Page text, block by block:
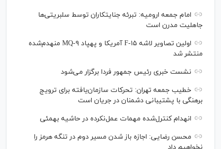
امام جمعه ارومیه: تبرئه جنایتکاران توسط سلبریتی‌ها
جاهلیت مدرن است
اولین تصاویر لاشه F-۱۵ آمریکا و پهپاد MQ-۹ منهدم‌شده
منتشر شد
نشست خبری رئیس‌ جمهور فردا برگزار می‌شود
خطیب جمعه تهران: تحرکات سازمان‌یافته برای ترویج
برهنگی با پشتیبانی دشمنان در جریان است
انهدام کنترل‌شده مهمات عمل‌نکرده در حاشیه بهمئی
محسن رضایی: اجازه باز شدن مسیر دوم در تنگه هرمز را
نخواهیم داد